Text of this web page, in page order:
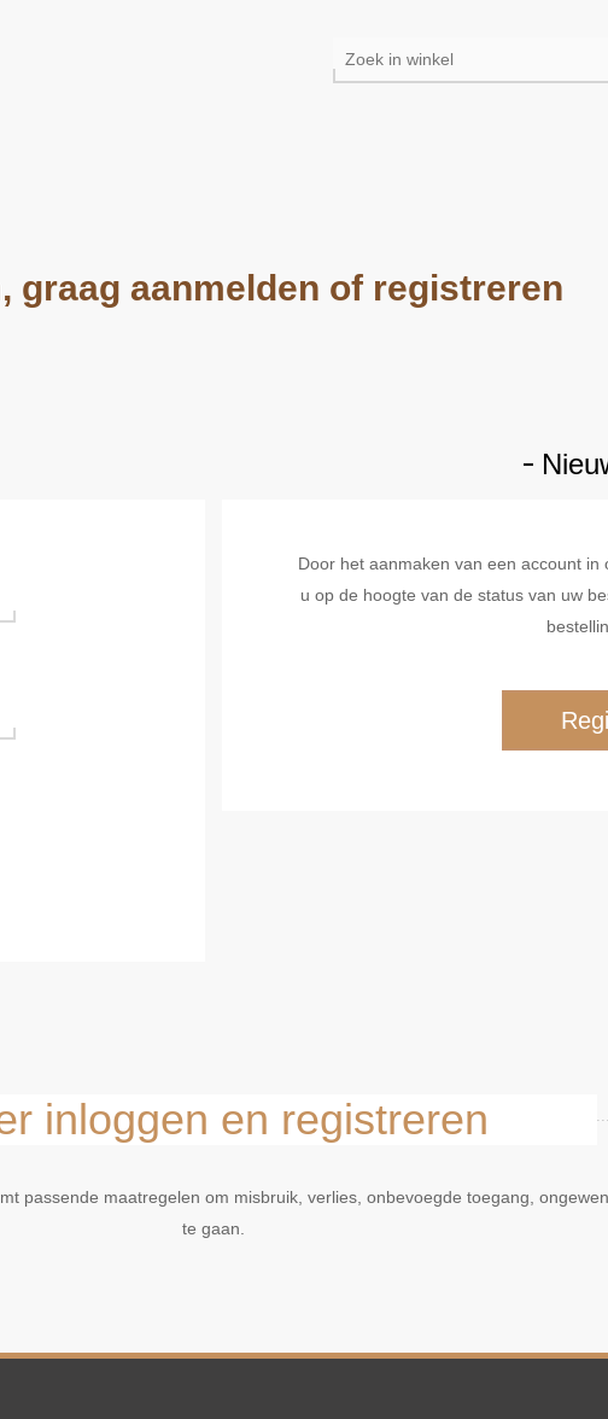
graag aanmelden of registreren
Door het aanmaken van een account
u op de hoogte van de status van uw
inloggen en registreren
passende maatregelen om misbruik, verlies, onbevoegde toegang,
te gaan.